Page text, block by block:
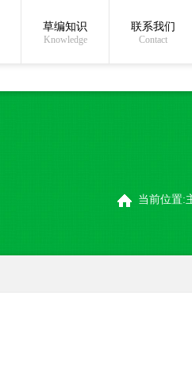
关于我们 草编常识
草编知识
Knowledge
联系我们
Contact
当前位置: